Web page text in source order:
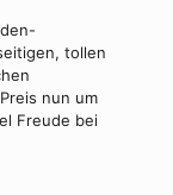
tollen
nun um
Freude bei